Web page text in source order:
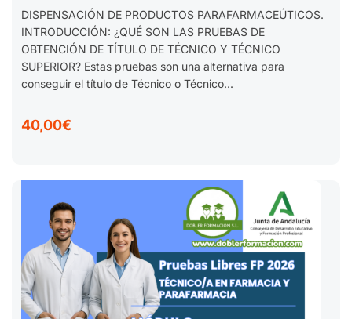
PARAFARMACIA. 2025-2026
DISPENSACIÓN DE PRODUCTOS PARAFARMACEÚTICOS.
INTRODUCCIÓN: ¿QUÉ SON LAS PRUEBAS DE
OBTENCIÓN DE TÍTULO DE TÉCNICO Y TÉCNICO
SUPERIOR? Estas pruebas son una alternativa para
conseguir el título de Técnico o Técnico...
40,00€